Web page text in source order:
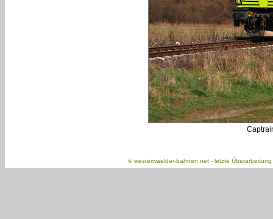
©westerwaelder-bahnen.net - letzte